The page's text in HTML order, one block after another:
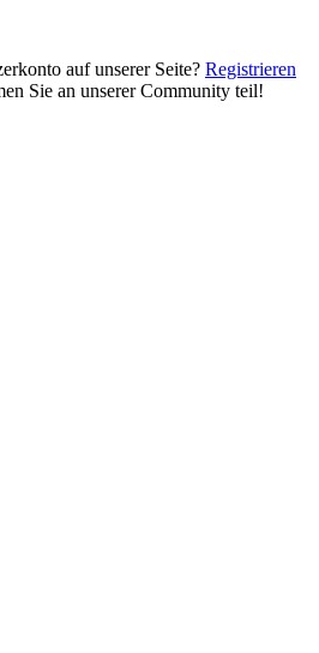
auf unserer Seite? Registrieren
Sie an unserer Community teil!